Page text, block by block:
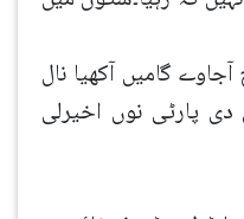
گامیں آکھیا نال
دی پارٹی نوں اخیرلی